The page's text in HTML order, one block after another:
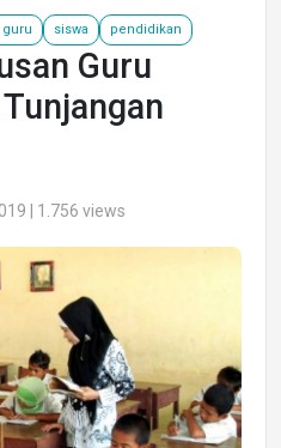
siswa pendidikan
Guru
| 1.756 views